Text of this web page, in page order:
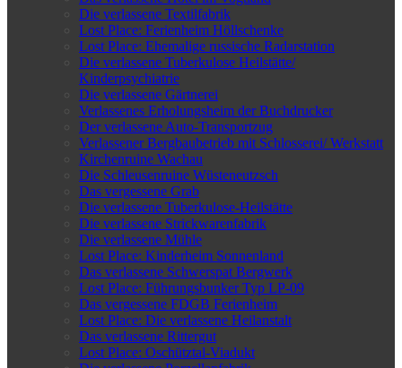
Die verlassene Textilfabrik
Lost Place: Ferienheim Höllschenke
Lost Place: Ehemalige russische Radarstation
Die verlassene Tuberkulose Heilstätte/
Kinderpsychiatrie
Die verlassene Gärtnerei
Verlassenes Erholungsheim der Buchdrucker
Der verlassene Auto-Transportzug
Verlassener Bergbaubetrieb mit Schlosserei/ Werkstatt
Kirchenruine Wachau
Die Schleusenruine Wüsteneutzsch
Das vergessene Grab
Die verlassene Tuberkulose-Heilstätte
Die verlassene Strickwarenfabrik
Die verlassene Mühle
Lost Place: Kinderheim Sonnenland
Das verlassene Schwerspat Bergwerk
Lost Place: Führungsbunker Typ LP-09
Das vergessene FDGB Ferienheim
Lost Place: Die verlassene Heilanstalt
Das verlassene Rittergut
Lost Place: Oschütztal-Viadukt